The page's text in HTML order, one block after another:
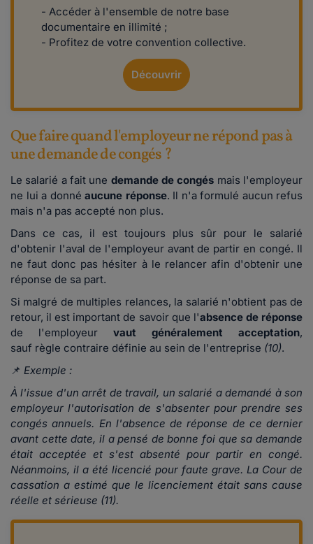
- Accéder à l'ensemble de notre base
documentaire en illimité ;
- Profitez de votre convention collective.
Découvrir
Que faire quand l'employeur ne répond pas à
une demande de congés ?
Le salarié a fait une demande de congés mais l'employeur
ne lui a donné aucune réponse. Il n'a formulé aucun refus
mais n'a pas accepté non plus.
Dans ce cas, il est toujours plus sûr pour le salarié
d'obtenir l'aval de l'employeur avant de partir en congé. Il
ne faut donc pas hésiter à le relancer afin d'obtenir une
réponse de sa part.
Si malgré de multiples relances, la salarié n'obtient pas de
retour, il est important de savoir que l'absence de réponse
de l'employeur vaut généralement acceptation,
sauf règle contraire définie au sein de l'entreprise (10).
📌 Exemple :
À l'issue d'un arrêt de travail, un salarié a demandé à son
employeur l'autorisation de s'absenter pour prendre ses
congés annuels. En l'absence de réponse de ce dernier
avant cette date, il a pensé de bonne foi que sa demande
était acceptée et s'est absenté pour partir en congé.
Néanmoins, il a été licencié pour faute grave. La Cour de
cassation a estimé que le licenciement était sans cause
réelle et sérieuse (11).